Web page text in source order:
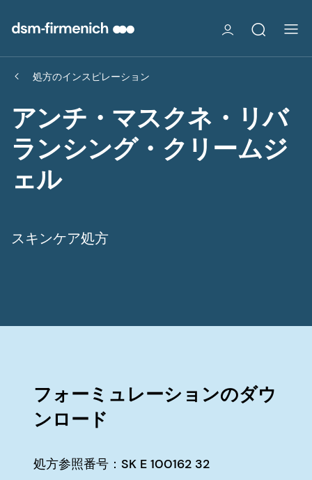
処方のインスピレーション
アンチ・マスクネ・リバ
ランシング・クリームジ
ェル
スキンケア処方
フォーミュレーションのダウ
ンロード
処方参照番号：SK E 100162 32